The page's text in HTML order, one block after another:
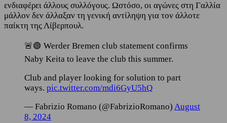
ενδιαφέρει άλλους συλλόγους. Ωστόσο, οι αγώνες στη Γαλλία
μάλλον δεν άλλαξαν τη γενική αντίληψη για τον άλλοτε
παίκτη της Λίβερπουλ.
🚨🟢 Werder Bremen club statement confirms
Naby Keita to leave the club this summer.
Club and player looking for solution to part
ways. pic.twitter.com/mdi6GyU5hQ
— Fabrizio Romano (@FabrizioRomano) August
8, 2024